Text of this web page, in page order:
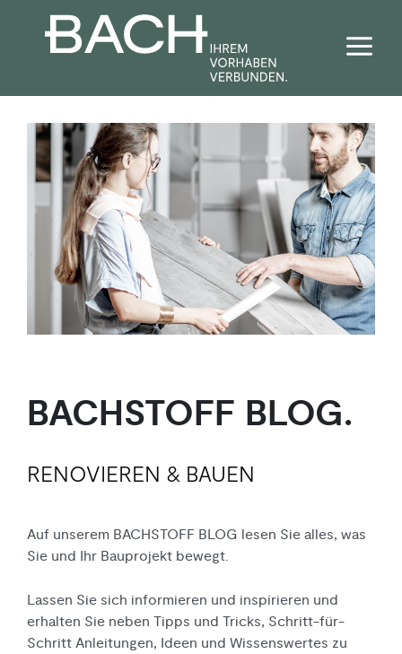
Bad + Sanitär Fliesen Haustechnik
Baustoffe Förderrechner
Bad + Sanitär Fliesen Haustechnik
BACHSTOFF BLOG.
RENOVIEREN & BAUEN
Auf unserem BACHSTOFF BLOG lesen Sie alles, was
Sie und Ihr Bauprojekt bewegt.
Lassen Sie sich informieren und inspirieren und
erhalten Sie neben Tipps und Tricks, Schritt-für-
Schritt Anleitungen, Ideen und Wissenswertes zu